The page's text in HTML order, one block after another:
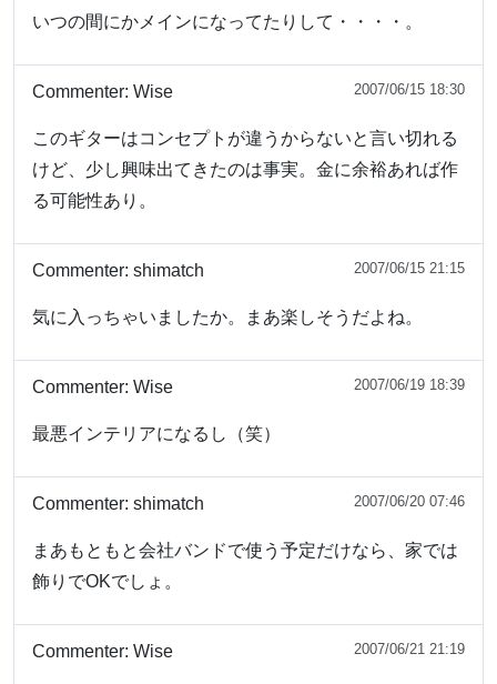
いつの間にかメインになってたりして・・・・。
Commenter: Wise 2007/06/15 18:30
このギターはコンセプトが違うからないと言い切れる
けど、少し興味出てきたのは事実。金に余裕あれば作
る可能性あり。
Commenter: shimatch 2007/06/15 21:15
気に入っちゃいましたか。まあ楽しそうだよね。
Commenter: Wise 2007/06/19 18:39
最悪インテリアになるし（笑）
Commenter: shimatch 2007/06/20 07:46
まあもともと会社バンドで使う予定だけなら、家では
飾りでOKでしょ。
Commenter: Wise 2007/06/21 21:19